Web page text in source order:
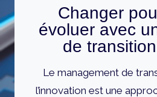
Changer
évoluer avec
de
Le management de
l’innovation est une